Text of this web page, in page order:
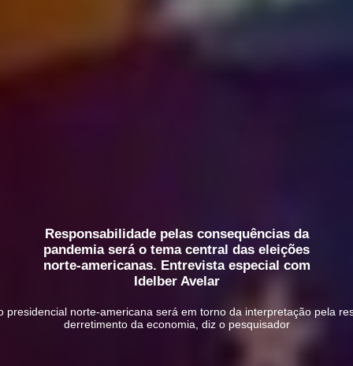
Responsabilidade pelas consequências da
pandemia será o tema central das eleições
norte-americanas. Entrevista especial com
Idelber Avelar
presidencial norte-americana será em torno da interpretação pela
derretimento da economia, diz o pesquisador